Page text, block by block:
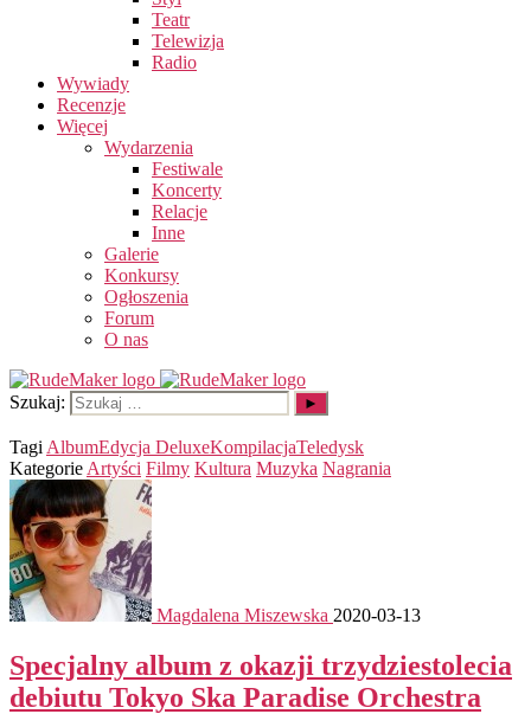
Teatr
Telewizja
Radio
Wywiady
Recenzje
Więcej
Wydarzenia
Festiwale
Koncerty
Relacje
Inne
Galerie
Konkursy
Ogłoszenia
Forum
O nas
Szukaj:
Tagi AlbumEdycja DeluxeKompilacjaTeledysk
Kategorie Artyści Filmy Kultura Muzyka Nagrania
Magdalena Miszewska 2020-03-13
Specjalny album z okazji trzydziestolecia
debiutu Tokyo Ska Paradise Orchestra